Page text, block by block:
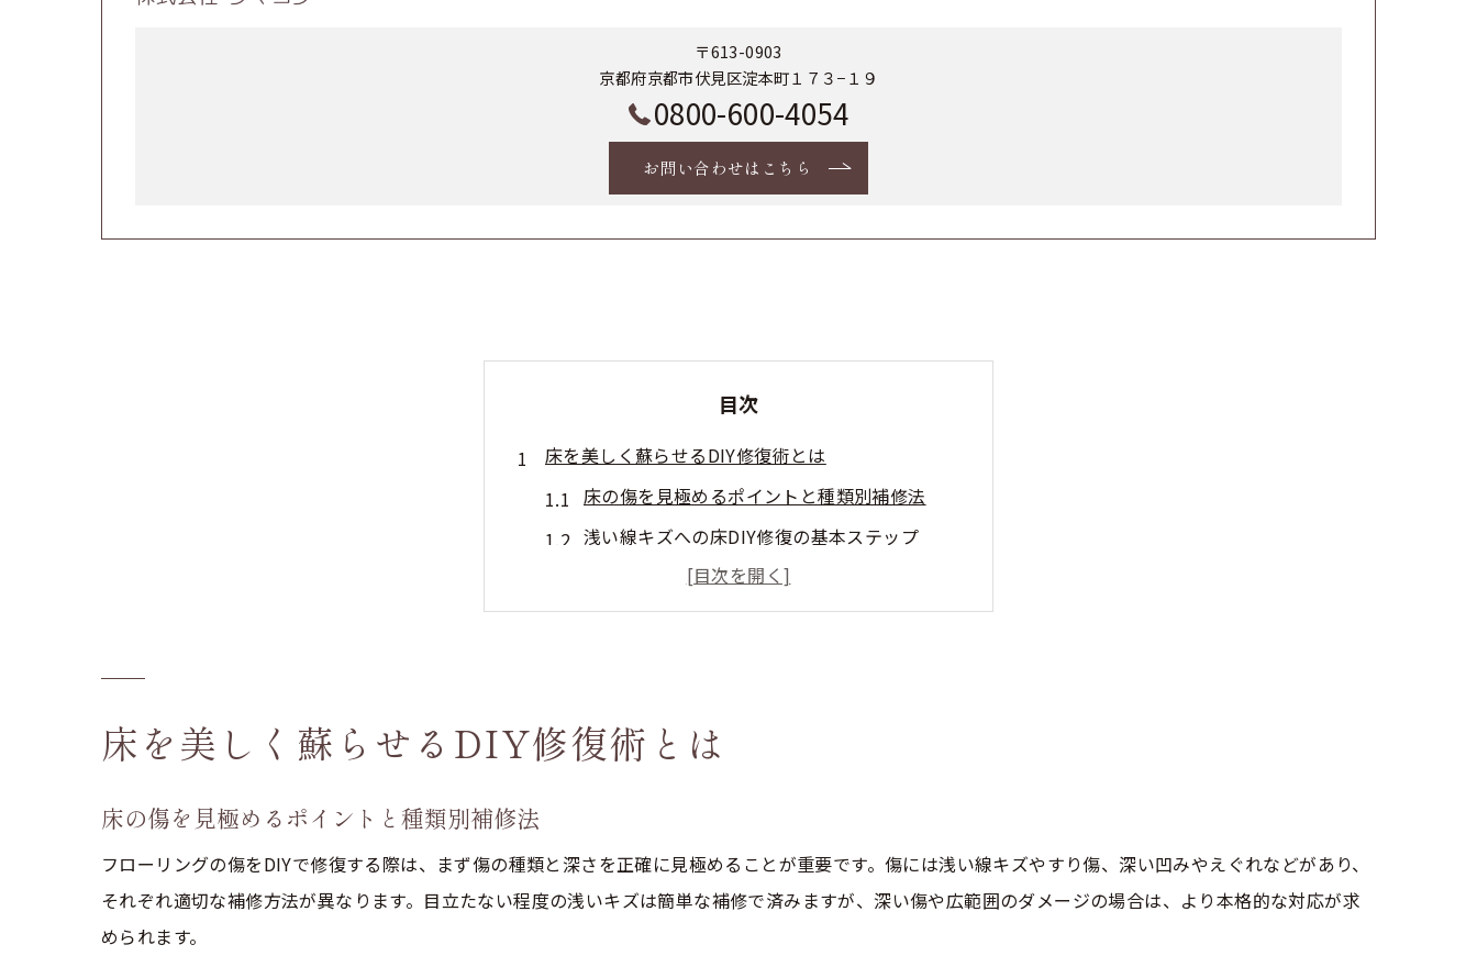
〒613-0903
京都府京都市伏見区淀本町１７３−１９
0800-600-4054
お問い合わせはこちら
目次
床を美しく蘇らせるDIY修復術とは
床の傷を見極めるポイントと種類別補修法
浅い線キズへの床DIY修復の基本ステップ
深い床の凹みやえぐれを補修するコツ
床の部分張替えが必要なケースと注意点
床の浅い擦り傷を目立たなくする簡単技
床の色あせや傷対策で押さえるポイント
部分的な床の補修をきれいに仕上げる方法
床を美しく蘇らせるDIY修復術とは
床の傷を見極めるポイントと種類別補修法
フローリングの傷をDIYで修復する際は、まず傷の種類と深さを正確に見極めることが重要です。傷には浅い線キズやすり傷、深い凹みやえぐれなどがあり、
それぞれ適切な補修方法が異なります。目立たない程度の浅いキズは簡単な補修で済みますが、深い傷や広範囲のダメージの場合は、より本格的な対応が求
められます。